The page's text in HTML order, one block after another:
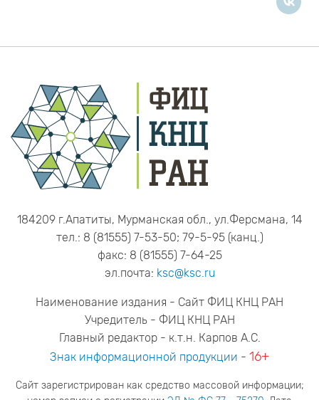
184209 г.Апатиты, Мурманская обл., ул.Ферсмана, 14
тел.: 8 (81555) 7-53-50; 79-5-95 (канц.)
факс: 8 (81555) 7-64-25
эл.почта: ksc@ksc.ru
Наименование издания - Сайт ФИЦ КНЦ РАН
Учредитель - ФИЦ КНЦ РАН
Главный редактор - к.т.н. Карпов А.С.
Знак информационной продукции - 16+
Сайт зарегистрирован как средство массовой информации;